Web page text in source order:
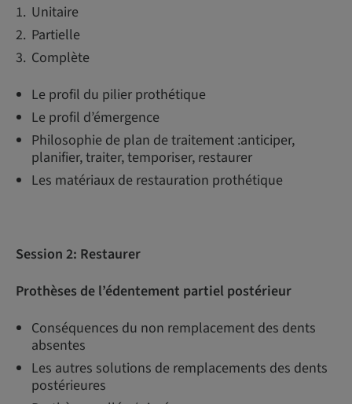
Unitaire
Partielle
Complète
Le profil du pilier prothétique
Le profil d’émergence
Philosophie de plan de traitement :anticiper,
planifier, traiter, temporiser, restaurer
Les matériaux de restauration prothétique
Session 2: Restaurer
Prothèses de l’édentement partiel postérieur
Conséquences du non remplacement des dents
absentes
Les autres solutions de remplacements des dents
postérieures